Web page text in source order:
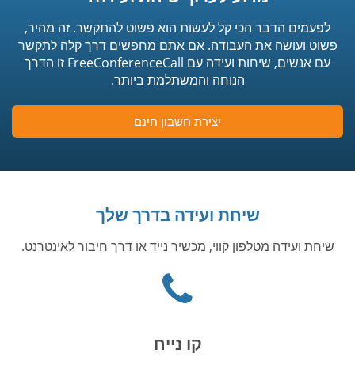
לפעמים הדבר הכי קל לעשות הוא פשוט להתקשר. זה מהיר,
פשוט ועושה את העבודה. אם אתם מחפשים דרך קלה לתקשר
עם אנשים, שיחות ועידה עם FreeConferenceCall זו הדרך
הנוחה והמשתלמת ביותר.
יצירת חשבון חינם
שיחת ועידה בדרך שלך
שיחת ועידה מטלפון קווי, מכשיר נייד או דרך חיבור לאינטרנט.
Phone
קו נייח